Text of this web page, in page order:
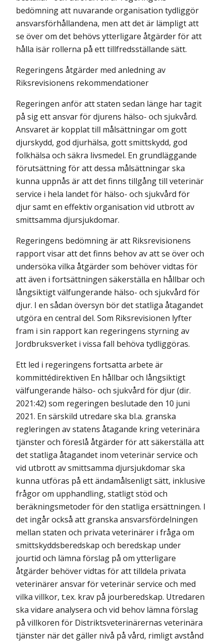
bedömning att nuvarande organisation tydliggör
ansvarsför­hållandena, men att det är lämpligt att
se över om det behövs ytterligare åtgärder för att
hålla isär rollerna på ett tillfredsställande sätt.
Regeringens åtgärder med anledning av
Riksrevisionens rekommendationer
Regeringen anför att staten sedan länge har tagit
på sig ett ansvar för djurens hälso- och sjukvård.
Ansvaret är kopplat till målsättningar om gott
djurskydd, god djurhälsa, gott smittskydd, god
folkhälsa och säkra livsmedel. En grundläggande
förutsättning för att dessa målsättningar ska
kunna uppnås är att det finns tillgång till veterinär
service i hela landet för hälso- och sjukvård för
djur samt en effektiv organisation vid utbrott av
smittsamma djursjukdomar.
Regeringens bedömning är att Riksrevisionens
rapport visar att det finns behov av att se över och
undersöka vilka åtgärder som behöver vidtas för
att även i fortsättningen säkerställa en hållbar och
långsiktigt välfungerande hälso- och sjukvård för
djur. I en sådan översyn bör det statliga åtagandet
utgöra en central del. Som Riksrevisionen lyfter
fram i sin rapport kan regeringens styrning av
Jordbruksverket i vissa fall behöva tydliggöras.
Ett led i regeringens fortsatta arbete är
kommittédirektiven En hållbar och långsiktigt
välfungerande hälso- och sjukvård för djur (dir.
2021:42) som regeringen beslutade den 10 juni
2021. En särskild utredare ska bl.a. granska
regleringen av statens åtagande kring veterinära
tjänster och föreslå åtgärder för att säkerställa att
det statliga åtagandet inom veterinär service och
vid utbrott av smittsamma djursjukdomar ska
kunna utföras på ett ändamålsenligt sätt, inklusive
frågor om upphandling, statligt stöd och
beräkningsmetoder för den statliga ersättningen. I
det ingår också att granska ansvarsfördelningen
mellan staten och privata veterinärer i fråga om
smittskyddsberedskap och beredskap under
jourtid och lämna förslag på om ytterligare
åtgärder behöver vidtas för att tilldela privata
veterinärer ansvar för veterinär service och med
vilka villkor, t.ex. krav på jourberedskap. Utredaren
ska vidare analysera och vid behov lämna förslag
på villkoren för Distriktsveterinärernas veterinära
tjänster när det gäller nivå på vård, rimligt avstånd